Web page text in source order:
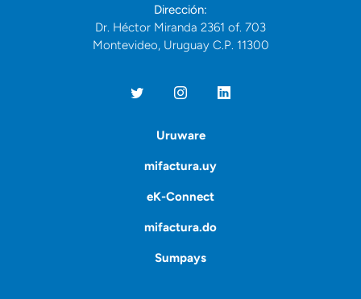
Dirección:
Dr. Héctor Miranda 2361 of. 703
Montevideo, Uruguay C.P. 11300
Uruware
mifactura.uy
eK-Connect
mifactura.do
Sumpays